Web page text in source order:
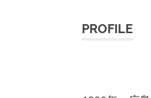
PROFILE